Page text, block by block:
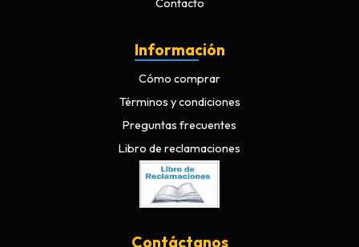
Contacto
Información
Cómo comprar
Términos y condiciones
Preguntas frecuentes
Libro de reclamaciones
Contáctanos